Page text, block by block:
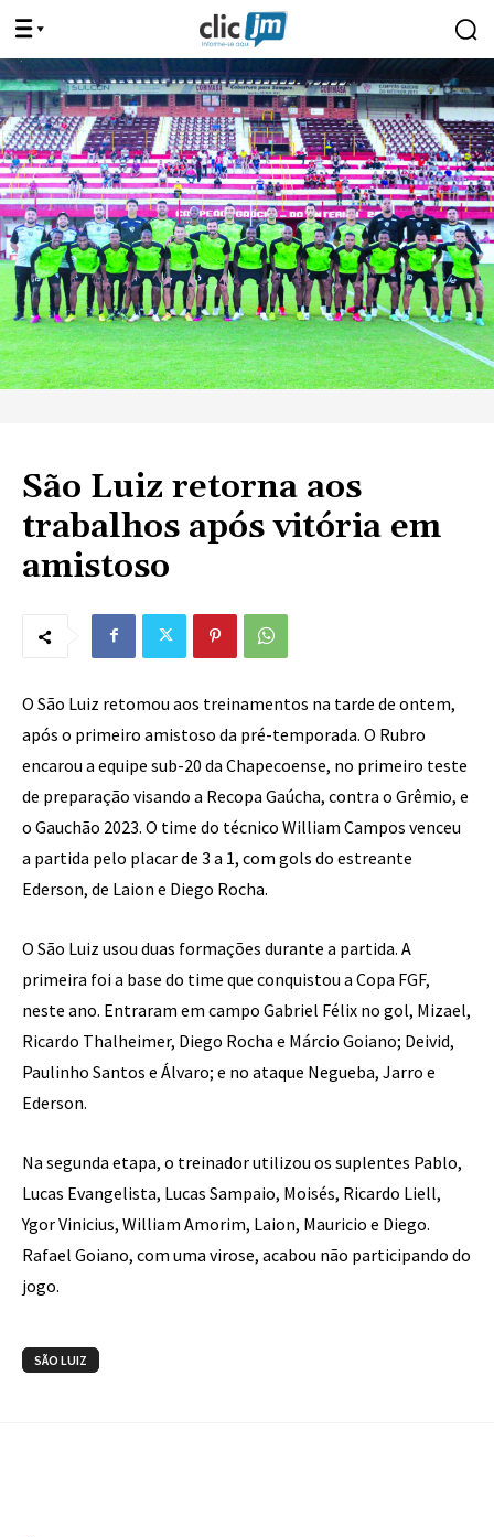
São Luiz retorna aos
trabalhos após vitória em
amistoso
O São Luiz retomou aos treinamentos na tarde de ontem,
após o primeiro amistoso da pré-temporada. O Rubro
encarou a equipe sub-20 da Chapecoense, no primeiro teste
de preparação visando a Recopa Gaúcha, contra o Grêmio, e
o Gauchão 2023. O time do técnico William Campos venceu
a partida pelo placar de 3 a 1, com gols do estreante
Ederson, de Laion e Diego Rocha.
O São Luiz usou duas formações durante a partida. A
primeira foi a base do time que conquistou a Copa FGF,
neste ano. Entraram em campo Gabriel Félix no gol, Mizael,
Ricardo Thalheimer, Diego Rocha e Márcio Goiano; Deivid,
Paulinho Santos e Álvaro; e no ataque Negueba, Jarro e
Ederson.
Na segunda etapa, o treinador utilizou os suplentes Pablo,
Lucas Evangelista, Lucas Sampaio, Moisés, Ricardo Liell,
Ygor Vinicius, William Amorim, Laion, Mauricio e Diego.
Rafael Goiano, com uma virose, acabou não participando do
jogo.
SÃO LUIZ